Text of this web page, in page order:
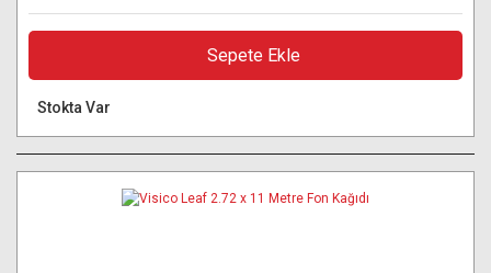
Sepete Ekle
Stokta Var